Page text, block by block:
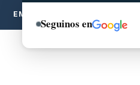
EMPRENDE VERDE
Seguinos en